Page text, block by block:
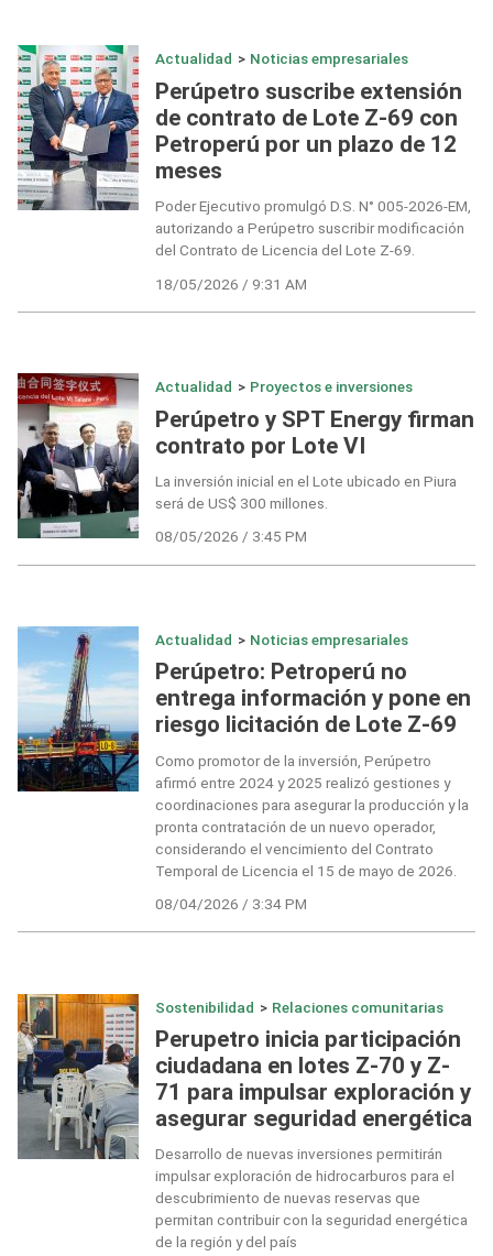
Actualidad > Noticias empresariales
Perúpetro suscribe extensión
de contrato de Lote Z-69 con
Petroperú por un plazo de 12
meses
Poder Ejecutivo promulgó D.S. N° 005-2026-EM,
autorizando a Perúpetro suscribir modificación
del Contrato de Licencia del Lote Z-69.
18/05/2026 / 9:31 AM
Actualidad > Proyectos e inversiones
Perúpetro y SPT Energy firman
contrato por Lote VI
La inversión inicial en el Lote ubicado en Piura
será de US$ 300 millones.
08/05/2026 / 3:45 PM
Actualidad > Noticias empresariales
Perúpetro: Petroperú no
entrega información y pone en
riesgo licitación de Lote Z-69
Como promotor de la inversión, Perúpetro
afirmó entre 2024 y 2025 realizó gestiones y
coordinaciones para asegurar la producción y la
pronta contratación de un nuevo operador,
considerando el vencimiento del Contrato
Temporal de Licencia el 15 de mayo de 2026.
08/04/2026 / 3:34 PM
Sostenibilidad > Relaciones comunitarias
Perupetro inicia participación
ciudadana en lotes Z-70 y Z-
71 para impulsar exploración y
asegurar seguridad energética
Desarrollo de nuevas inversiones permitirán
impulsar exploración de hidrocarburos para el
descubrimiento de nuevas reservas que
permitan contribuir con la seguridad energética
de la región y del país